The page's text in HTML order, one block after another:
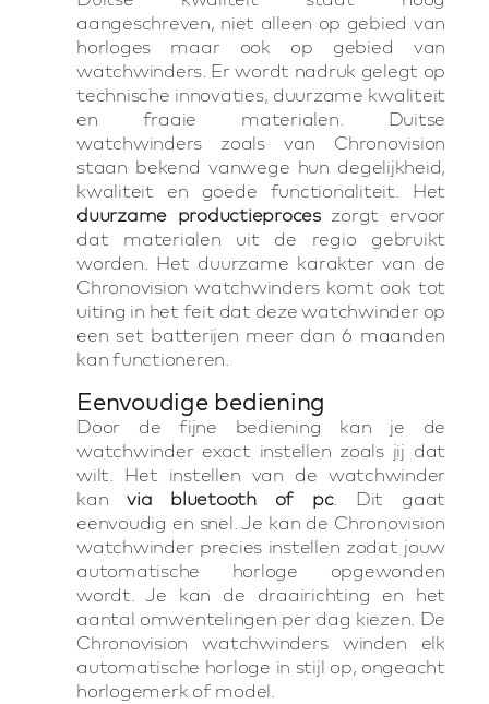
aangeschreven, niet alleen op gebied van
horloges maar ook op gebied van
watchwinders. Er wordt nadruk gelegt op
technische innovaties, duurzame kwaliteit
en fraaie materialen. Duitse
watchwinders zoals van Chronovision
staan bekend vanwege hun degelijkheid,
kwaliteit en goede functionaliteit. Het
duurzame productieproceszorgt ervoor
dat materialen uit de regio gebruikt
worden. Het duurzame karakter van de
Chronovision watchwinders komt ook tot
uiting in het feit dat deze watchwinder op
een set batterijen meer dan 6 maanden
kan functioneren.
Eenvoudige bediening
Door de fijne bediening kan je de
watchwinder exact instellen zoals jij dat
wilt. Het instellen van de watchwinder
kanvia bluetooth of pc. Dit gaat
eenvoudig en snel. Je kan de Chronovision
watchwinder precies instellen zodat jouw
automatische horloge opgewonden
wordt. Je kan de draairichting en het
aantal omwentelingen per dag kiezen. De
Chronovision watchwinders winden elk
automatische horloge in stijl op, ongeacht
horlogemerk of model.